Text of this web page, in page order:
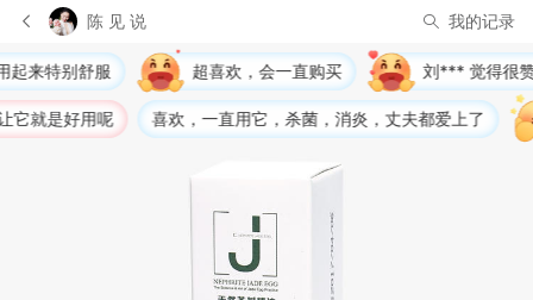
陈 见 说 我的记录
超喜欢，会一直购买
，一直用它，杀菌，消炎，丈夫都爱上了
刘*** 觉得很赞，给出了好评
刘*** 很喜欢，给
唐